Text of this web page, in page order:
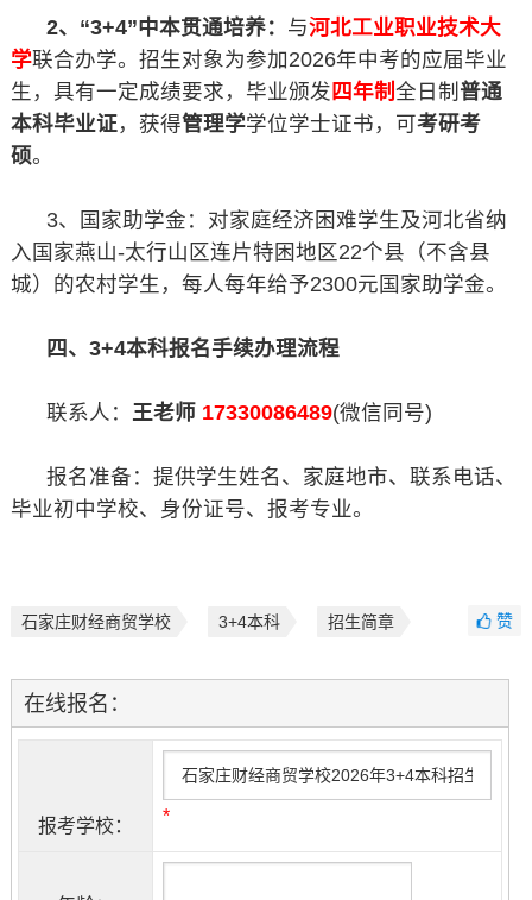
2、“3+4”中本贯通培养： 与河北工业职业技术大
学联合办学。招生对象为参加2026年中考的应届毕业
生，具有一定成绩要求，毕业颁发 四年制 全日制 普通
本科毕业证，获得管理学学位学士证书，可考研考
硕。
3、国家助学金：对家庭经济困难学生及河北省纳
入国家燕山-太行山区连片特困地区22个县（不含县
城）的农村学生，每人每年给予2300元国家助学金。
四、3+4本科报名手续办理流程
联系人： 王老师 17330086489(微信同号)
报名准备：提供学生姓名、家庭地市、联系电话、
毕业初中学校、身份证号、报考专业。
石家庄财经商贸学校 3+4本科 招生简章 赞
在线报名：
报考学校： *